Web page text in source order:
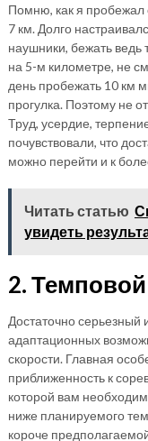
Помню, как я пробежал
7 км. Долго
наушники, бежать ведь
на 5-м километре, не
день пробежать 10 км
прогулка. Поэтому не
Труд, усердие,
почувствовали, что
можно перейти и к
Читать статью
увидеть
2. Темповой
Достаточно
адаптационных
скорости. Главная
приближенность к
которой вам
ниже планируемого
короче